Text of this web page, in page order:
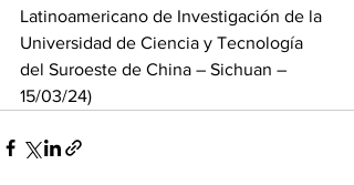
Latinoamericano de Investigación de la
Universidad de Ciencia y Tecnología
del Suroeste de China – Sichuan –
15/03/24)